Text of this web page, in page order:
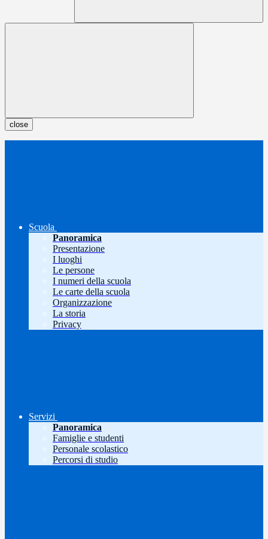
close
Scuola
Panoramica
Presentazione
I luoghi
Le persone
I numeri della scuola
Le carte della scuola
Organizzazione
La storia
Privacy
Servizi
Panoramica
Famiglie e studenti
Personale scolastico
Percorsi di studio